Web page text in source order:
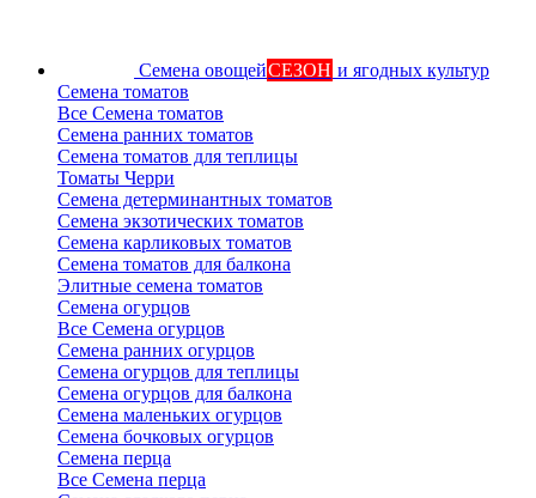
Семена овощейСЕЗОН и ягодных культур
Семена томатов
Все Семена томатов
Семена ранних томатов
Семена томатов для теплицы
Томаты Черри
Семена детерминантных томатов
Семена экзотических томатов
Семена карликовых томатов
Семена томатов для балкона
Элитные семена томатов
Семена огурцов
Все Семена огурцов
Семена ранних огурцов
Семена огурцов для теплицы
Семена огурцов для балкона
Семена маленьких огурцов
Семена бочковых огурцов
Семена перца
Все Семена перца